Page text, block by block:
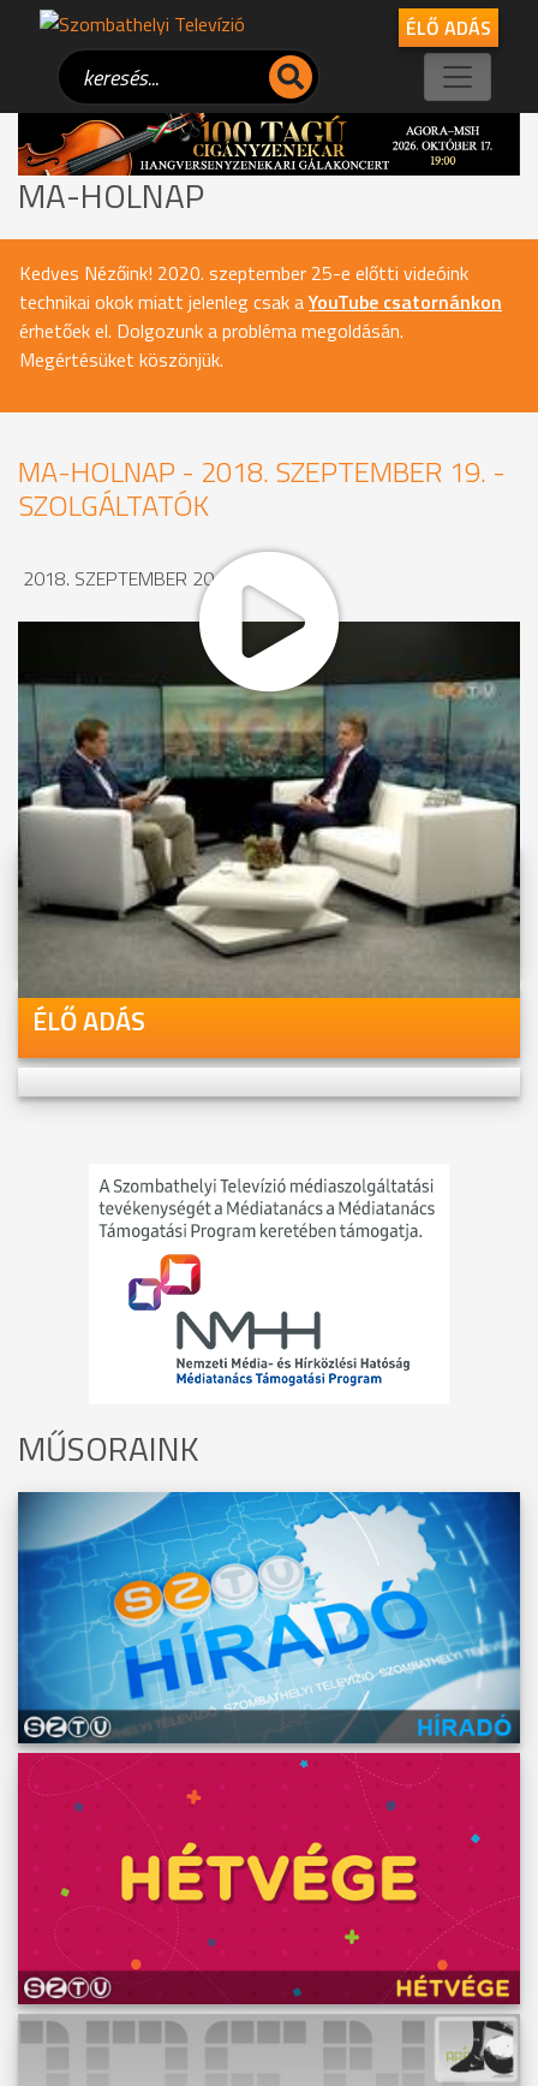
ÉLŐ ADÁS
MA-HOLNAP
Kedves Nézőink! 2020. szeptember 25-e előtti videóink
technikai okok miatt jelenleg csak aYouTube csatornánkon
érhetőek el. Dolgozunk a probléma megoldásán.
Megértésüket köszönjük.
MA-HOLNAP - 2018. SZEPTEMBER 19. -
SZOLGÁLTATÓK
2018. SZEPTEMBER 20., 14:17
MEGOSZTÁS
Videóink megtekinthetőek
Youtube-csatornánkon is!
ÉLŐ ADÁS
MŰSORAINK